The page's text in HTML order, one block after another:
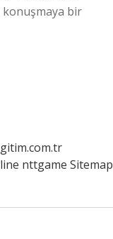
konuşmaya bir
nttgame Sitemap